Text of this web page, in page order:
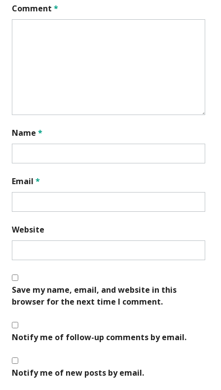
Comment *
Name *
Email *
Website
Save my name, email, and website in this
browser for the next time I comment.
Notify me of follow-up comments by email.
Notify me of new posts by email.